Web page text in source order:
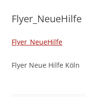
Flyer_NeueHilfe
Flyer_NeueHilfe
Flyer Neue Hilfe Köln